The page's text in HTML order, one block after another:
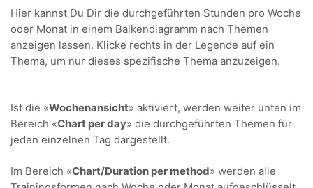
Hier kannst Du Dir die durchgeführten Stunden pro Woche
oder Monat in einem Balkendiagramm nach Themen
anzeigen lassen. Klicke rechts in der Legende auf ein
Thema, um nur dieses spezifische Thema anzuzeigen.
Ist die «Wochenansicht» aktiviert, werden weiter unten im
Bereich «Chart per day» die durchgeführten Themen für
jeden einzelnen Tag dargestellt.
Im Bereich «Chart/Duration per method» werden alle